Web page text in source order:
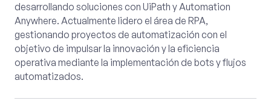
desarrollando soluciones con UiPath y Automation
Anywhere. Actualmente lidero el área de RPA,
gestionando proyectos de automatización con el
objetivo de impulsar la innovación y la eficiencia
operativa mediante la implementación de bots y flujos
automatizados.